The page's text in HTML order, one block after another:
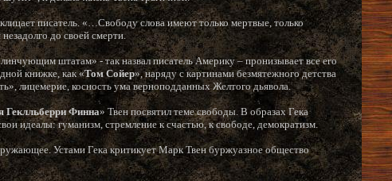
писатель. «…Свободу слова имеют только мертвые, только
до своей смерти.
штатам» - так назвал писатель Америку – пронизывает все его
книжке, как «Том Сойер», наряду с картинами безмятежного детства
лицемерие, косность ума верноподданных Желтого дьявола.
Геклльберри Финна» Твен посвятил теме свободы. В образах Гека
идеалы: гуманизм, стремление к счастью, к свободе, демократизм.
Устами Гека критикует Марк Твен буржуазное общество